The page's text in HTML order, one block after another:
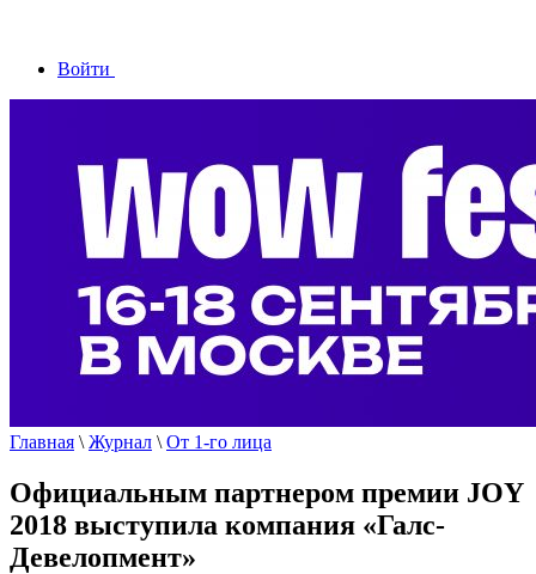
Войти
Главная \ Журнал \ От 1-го лица
Официальным партнером премии JOY
2018 выступила компания «Галс-
Девелопмент»